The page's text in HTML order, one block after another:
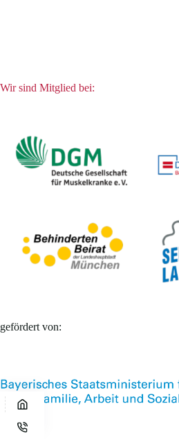
Wir sind Mitglied bei:
gefördert von: